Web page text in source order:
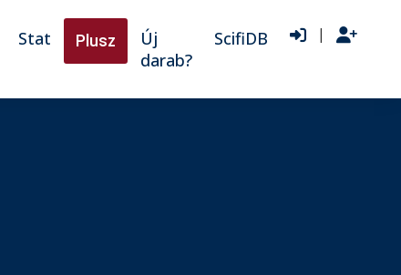
Stat Plusz
Új
darab?
ScifiDB |